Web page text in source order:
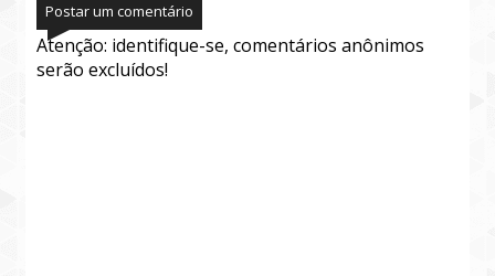
Postar um comentário
Atenção: identifique-se, comentários anônimos
serão excluídos!